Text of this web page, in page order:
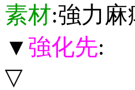
素材:強力麻
▼ 強化先:
▽